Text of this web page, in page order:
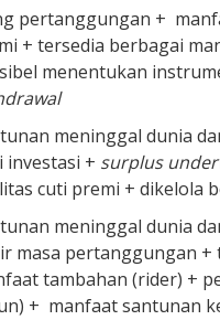
pertanggungan +
+ tersedia berbagai
menentukan
meninggal dunia
investasi + surplus
cuti premi + dikelola
meninggal dunia
masa pertanggungan +
tambahan (rider) +
+ manfaat santunan